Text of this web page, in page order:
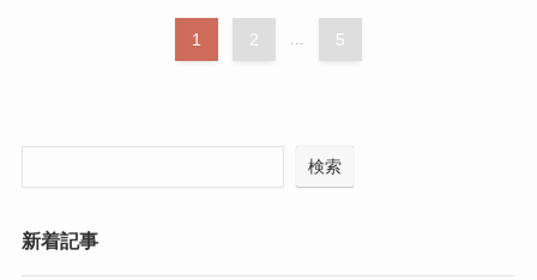
1 2 ... 5
検索
新着記事